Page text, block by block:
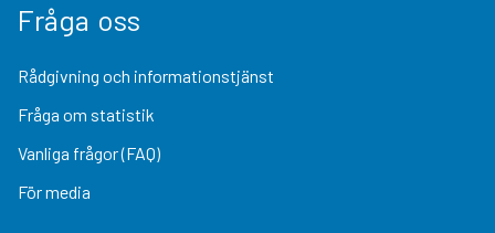
Fråga oss
Rådgivning och informationstjänst
Fråga om statistik
Vanliga frågor (FAQ)
För media